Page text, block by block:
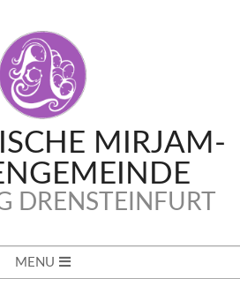
MIRJAM-
DRENSTEINFURT
MENU